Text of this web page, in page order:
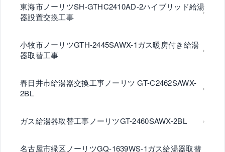
東海市ノーリツSH-GTHC2410AD-2ハイブリッド給湯
器設置交換工事
小牧市ノーリツGTH-2445SAWX-1ガス暖房付き給湯
器取替工事
春日井市給湯器交換工事ノーリツ GT-C2462SAWX-
2BL
ガス給湯器取替工事ノーリツGT-2460SAWX-2BL
名古屋市緑区ノーリツGQ-1639WS-1ガス給湯器取替